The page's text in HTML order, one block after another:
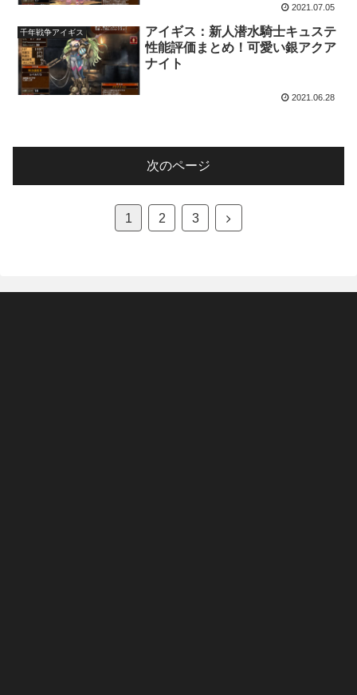
2021.07.05
千年戦争アイギス
アイギス：新人潜水騎士キュステ
性能評価まとめ！可愛い銀アクア
ナイト
2021.06.28
次のページ
1 2 3
次